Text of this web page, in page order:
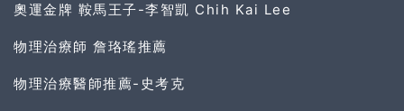
奧運金牌 鞍馬王子-李智凱 Chih Kai Lee
物理治療師 詹珞瑤推薦
物理治療醫師推薦-史考克